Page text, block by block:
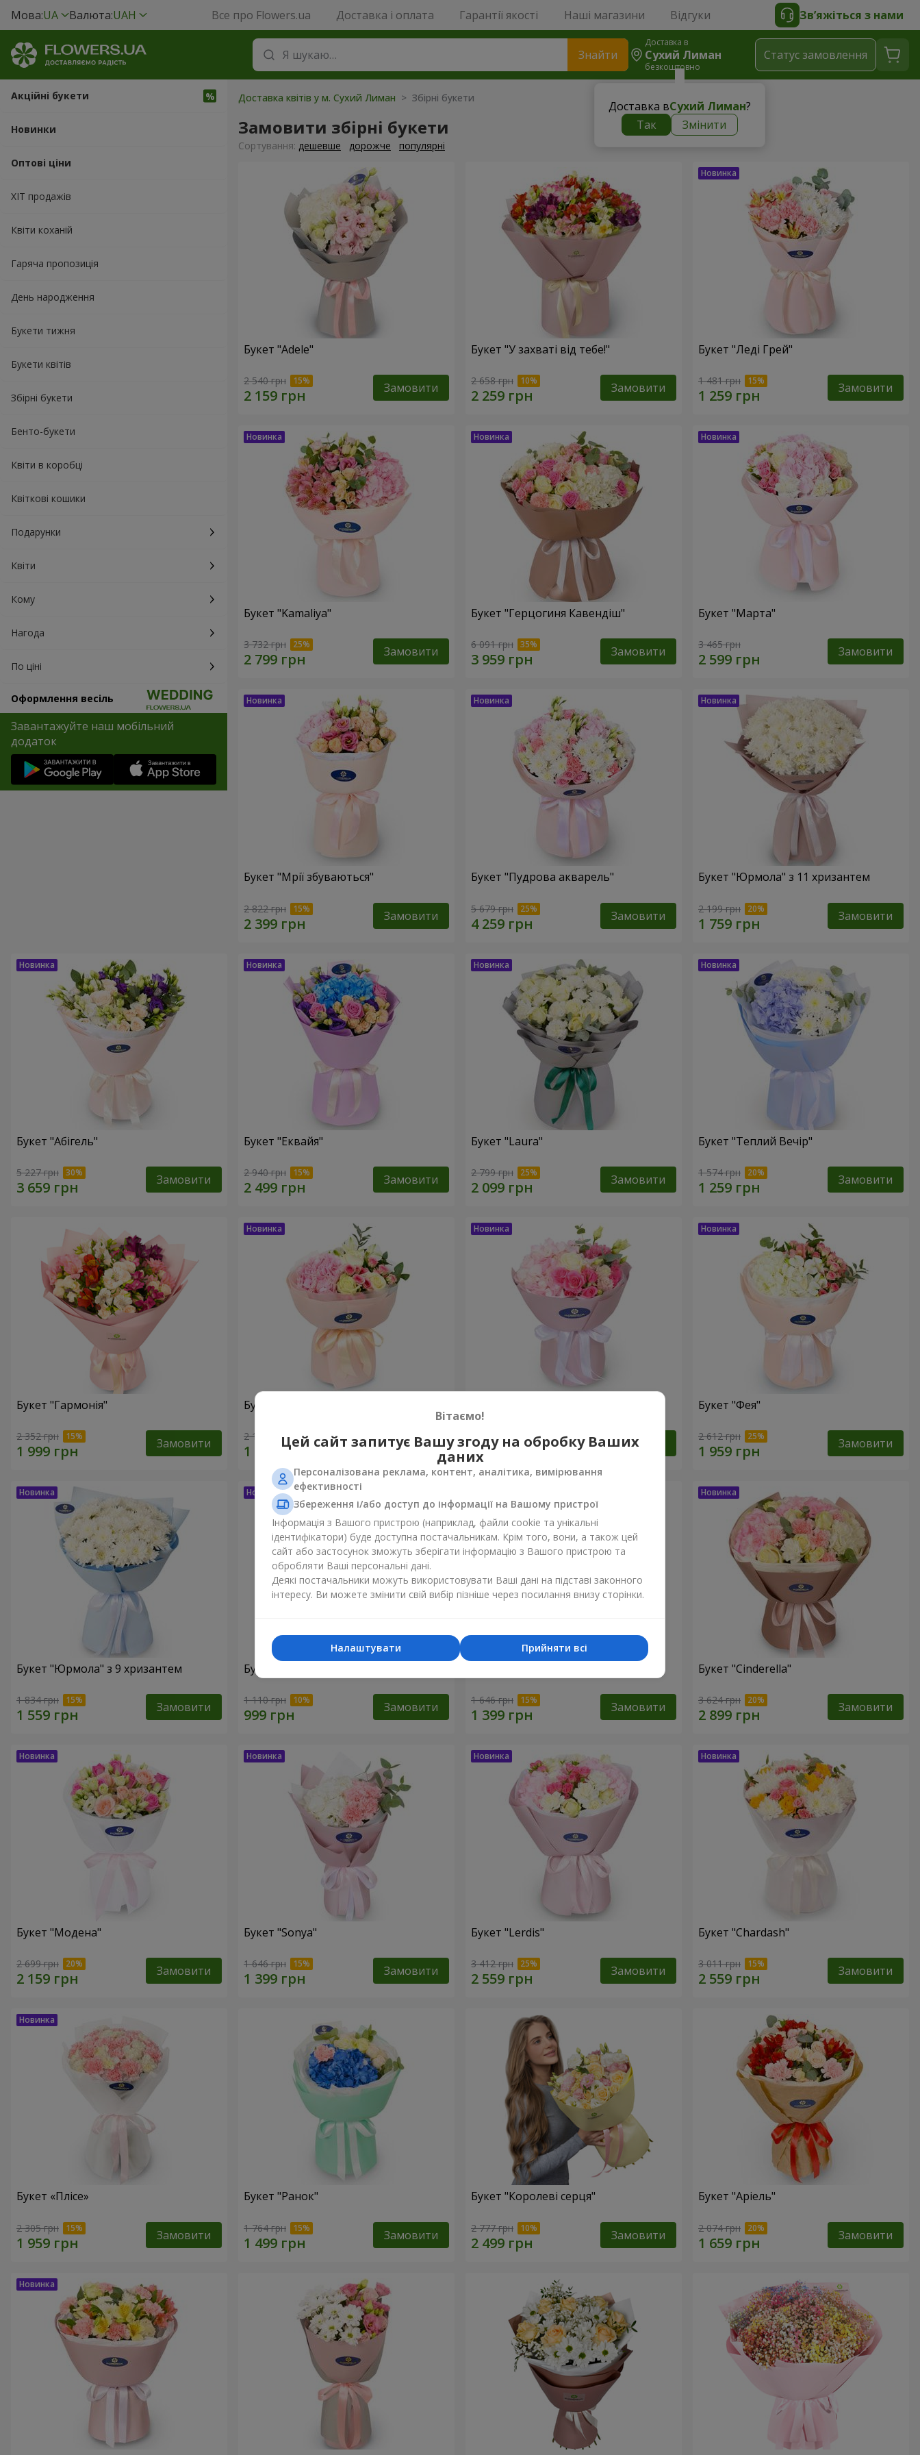
Мова:UA Валюта:UAH Все про Flowers.ua Доставка і оплата Гарантії якості Наші магазини Відгуки Зв’яжіться з нами
Знайти
Доставка в
Сухий Лиман
безкоштовно
Доставка вСухий Лиман?
Так
Змінити
Статус замовлення
Акційні букети
Новинки
Оптові ціни
ХІТ продажів
Квіти коханій
Гаряча пропозиція
День народження
Букети тижня
Букети квітів
Збірні букети
Бенто-букети
Квіти в коробці
Квіткові кошики
Подарунки
Квіти
Кому
Нагода
По ціні
Оформлення весіль
Завантажуйте наш мобільний
додаток
Доставка квітів у м. Сухий Лиман > Збірні букети
Замовити збірні букети
Сортування: дешевше дорожче популярні
Букет "Adele"
2 540 грн Замовити
Букет "У захваті від тебе!"
2 658 грн Замовити
Букет "Леді Грей"
1 481 грн Замовити
Букет "Kamaliya"
3 732 грн Замовити
Букет "Герцогиня Кавендіш"
6 091 грн Замовити
Букет "Марта"
3 465 грн Замовити
Букет "Мрії збуваються"
2 822 грн Замовити
Букет "Пудрова акварель"
5 679 грн Замовити
Букет "Юрмола" з 11 хризантем
2 199 грн Замовити
Букет "Абігель"
5 227 грн Замовити
Букет "Еквайя"
2 940 грн Замовити
Букет "Laura"
2 799 грн Замовити
Букет "Теплий Вечір"
1 574 грн Замовити
Букет "Гармонія"
2 352 грн Замовити
Букет "El Monte"
2 187 грн Замовити 1 999 грн Замовити
Букет "Фея"
2 612 грн Замовити
Букет "Юрмола" з 9 хризантем
1 834 грн Замовити
Букет "Біла гортензія"
1 110 грн Замовити 1 646 грн Замовити
Букет "Cinderella"
3 624 грн Замовити
Букет "Модена"
2 699 грн Замовити
Букет "Sonya"
1 646 грн Замовити
Букет "Lerdis"
3 412 грн Замовити
Букет "Chardash"
3 011 грн Замовити
Букет «Плісе»
2 305 грн Замовити
Букет "Ранок"
1 764 грн Замовити
Букет "Королеві серця"
2 777 грн Замовити
Букет "Аріель"
2 074 грн Замовити
Вітаємо!
Цей сайт запитує Вашу згоду на обробку Ваших
даних
Персоналізована реклама, контент, аналітика, вимірювання
ефективності
Збереження і/або доступ до інформації на Вашому пристрої
Інформація з Вашого пристрою (наприклад, файли cookie та унікальні
ідентифікатори) буде доступна постачальникам. Крім того, вони, а також цей
сайт або застосунок зможуть зберігати інформацію з Вашого пристрою та
обробляти Ваші персональні дані.
Деякі постачальники можуть використовувати Ваші дані на підставі законного
інтересу. Ви можете змінити свій вибір пізніше через посилання внизу сторінки.
Прийняти всі
Налаштувати